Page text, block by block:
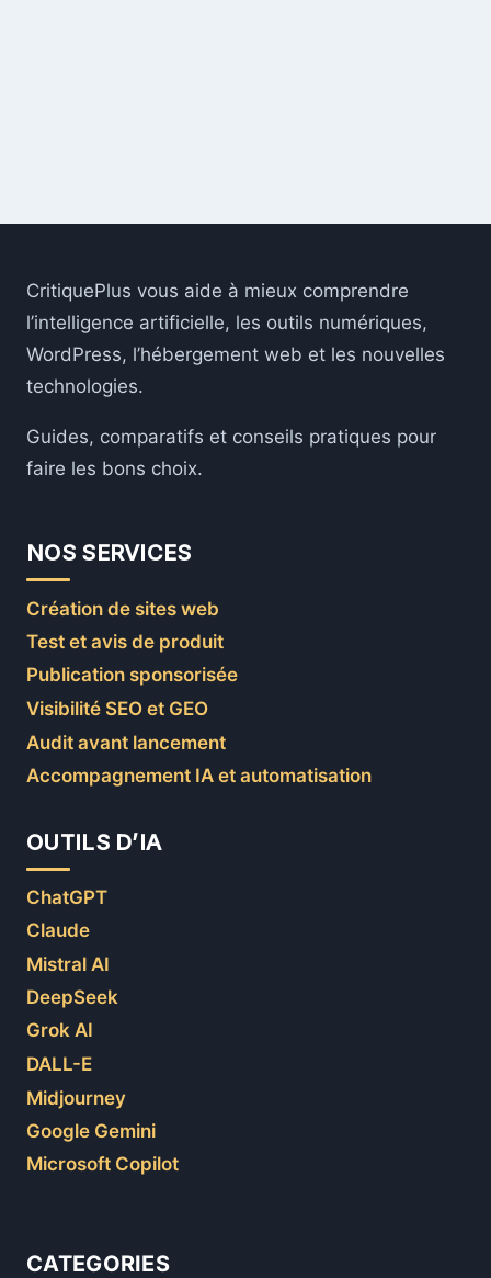
CritiquePlus vous aide à mieux comprendre
l’intelligence artificielle, les outils numériques,
WordPress, l’hébergement web et les nouvelles
technologies.
Guides, comparatifs et conseils pratiques pour
faire les bons choix.
NOS SERVICES
Création de sites web
Test et avis de produit
Publication sponsorisée
Visibilité SEO et GEO
Audit avant lancement
Accompagnement IA et automatisation
OUTILS D’IA
ChatGPT
Claude
Mistral AI
DeepSeek
Grok AI
DALL-E
Midjourney
Google Gemini
Microsoft Copilot
CATEGORIES